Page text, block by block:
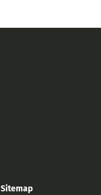
Sitemap